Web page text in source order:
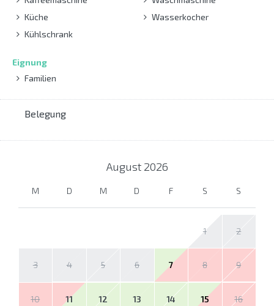
Küche
Kühlschrank
Wasserkocher
Eignung
Familien
Belegung
August 2026
M D M D F S S
1 2
3 4 5 6 7 8 9
10 11 12 13 14 15 16